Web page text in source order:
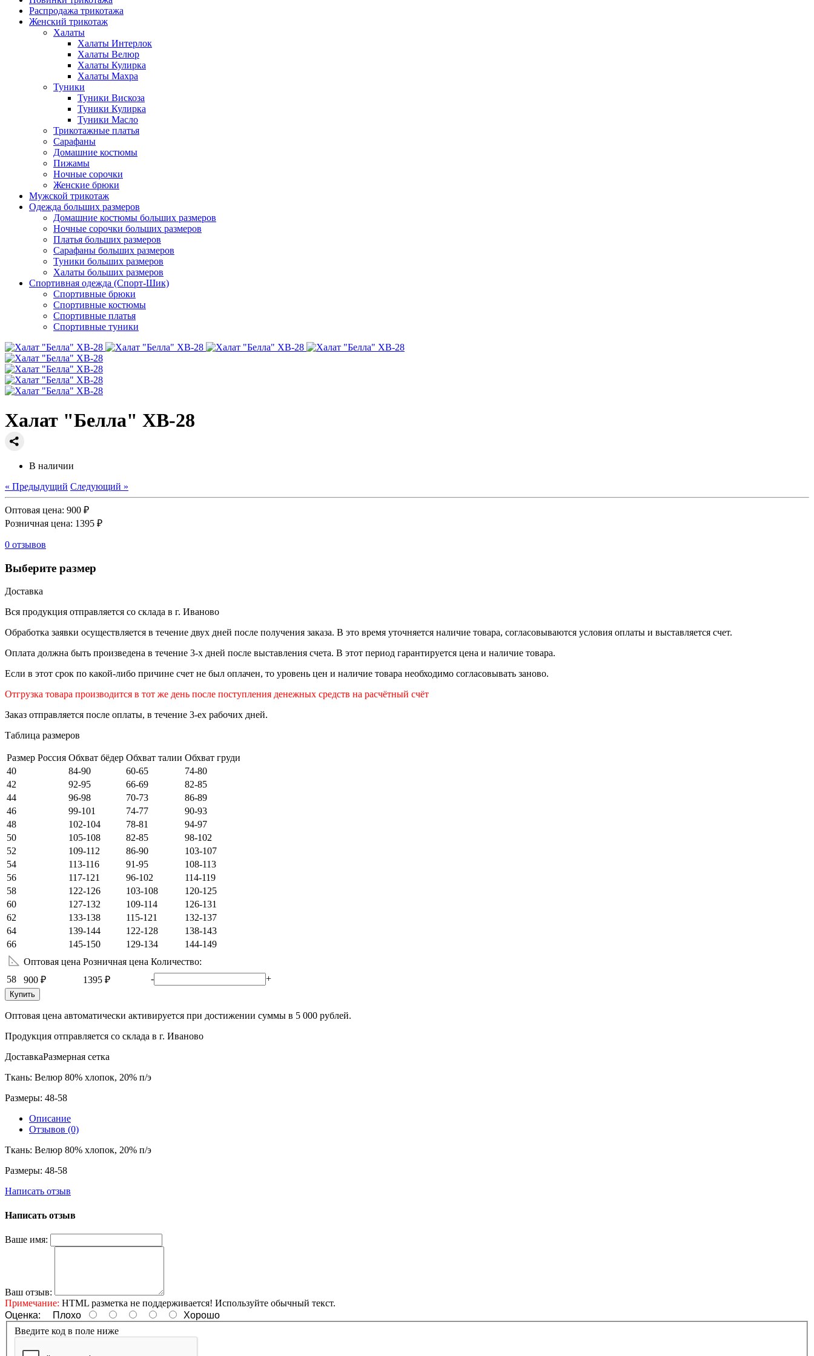
Распродажа трикотажа
Женский трикотаж
Халаты
Халаты Интерлок
Халаты Велюр
Халаты Кулирка
Халаты Махра
Туники
Туники Вискоза
Туники Кулирка
Туники Масло
Трикотажные платья
Сарафаны
Домашние костюмы
Пижамы
Ночные сорочки
Женские брюки
Мужской трикотаж
Одежда больших размеров
Домашние костюмы больших размеров
Ночные сорочки больших размеров
Платья больших размеров
Сарафаны больших размеров
Туники больших размеров
Халаты больших размеров
Спортивная одежда (Спорт-Шик)
Спортивные брюки
Спортивные костюмы
Спортивные платья
Спортивные туники
Халат "Белла" ХВ-28
В наличии
« Предыдущий Следующий »
Оптовая цена: 900 ₽
Розничная цена: 1395 ₽
0 отзывов
Выберите размер
Доставка
Вся продукция отправляется со склада в г. Иваново
Обработка заявки осуществляется в течение двух дней после получения заказа. В это время уточняется наличие товара, согласовываются условия оплаты и выставляется счет.
Оплата должна быть произведена в течение 3-х дней после выставления счета. В этот период гарантируется цена и наличие товара.
Если в этот срок по какой-либо причине счет не был оплачен, то уровень цен и наличие товара необходимо согласовывать заново.
Отгрузка товара производится в тот же день после поступления денежных средств на расчётный счёт
Заказ отправляется после оплаты, в течение 3-ех рабочих дней.
Таблица размеров
Размер Россия Обхват бёдер Обхват талии Обхват груди
40
84-90 60-65
74-80
42
92-95 66-69
82-85
44
96-98 70-73
86-89
46
99-101 74-77
90-93
48
102-104 78-81
94-97
50
105-108 82-85
98-102
52
109-112 86-90
103-107
54
113-116 91-95
108-113
56
117-121 96-102
114-119
58
122-126 103-108
120-125
60
127-132 109-114
126-131
62
133-138 115-121
132-137
64
139-144 122-128
138-143
66
145-150 129-134
144-149
Оптовая цена Розничная цена Количество:
58
900 ₽ 1395 ₽ - +
Купить
Оптовая цена автоматически активируется при достижении суммы в 5 000 рублей.
Продукция отправляется со склада в г. Иваново
ДоставкаРазмерная сетка
Ткань: Велюр 80% хлопок, 20% п/э
Размеры: 48-58
Описание
Отзывов (0)
Ткань: Велюр 80% хлопок, 20% п/э
Размеры: 48-58
Написать отзыв
Написать отзыв
Ваше имя:
Ваш отзыв:
Примечание: HTML разметка не поддерживается! Используйте обычный текст.
Оценка: Плохо
Хорошо
Введите код в поле ниже